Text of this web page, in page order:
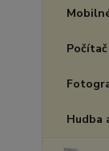
Hudba